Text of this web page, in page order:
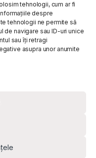
tehnologii, cum ar fi
despre
tehnologii ne permite să
de navigare sau ID-uri unice
sau îți retragi
asupra unor anumite
Rem Visual Media SRL